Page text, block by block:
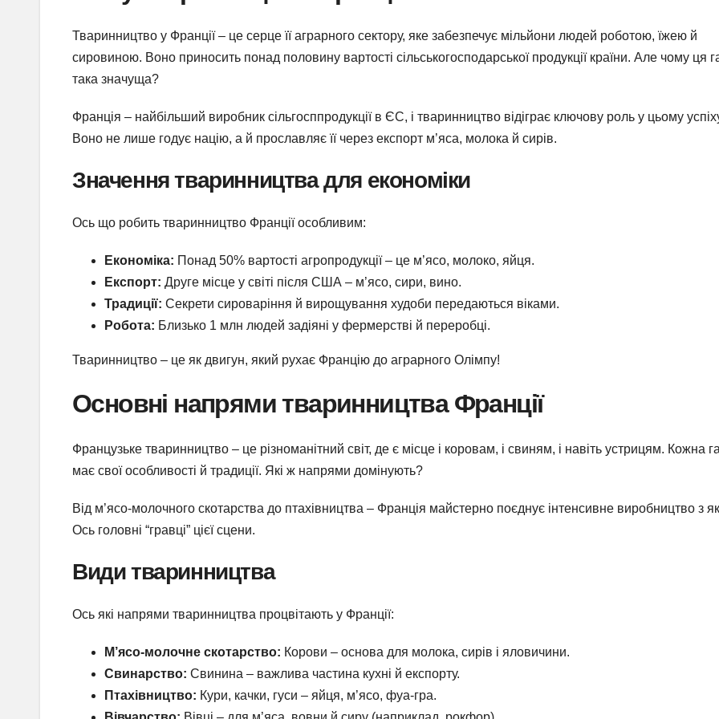
Тваринництво у Франції – це серце її аграрного сектору, яке забезпечує мільйони людей роботою, їжею й
сировиною. Воно приносить понад половину вартості сільськогосподарської продукції країни. Але чому ця
така значуща?
Франція – найбільший виробник сільгосппродукції в ЄС, і тваринництво відіграє ключову роль у цьому
Воно не лише годує націю, а й прославляє її через експорт м’яса, молока й сирів.
Значення тваринництва для економіки
Ось що робить тваринництво Франції особливим:
Економіка: Понад 50% вартості агропродукції – це м’ясо, молоко, яйця.
Експорт: Друге місце у світі після США – м’ясо, сири, вино.
Традиції: Секрети сироваріння й вирощування худоби передаються віками.
Робота: Близько 1 млн людей задіяні у фермерстві й переробці.
Тваринництво – це як двигун, який рухає Францію до аграрного Олімпу!
Основні напрями тваринництва Франції
Французьке тваринництво – це різноманітний світ, де є місце і коровам, і свиням, і навіть устрицям. Кожна
має свої особливості й традиції. Які ж напрями домінують?
Від м’ясо-молочного скотарства до птахівництва – Франція майстерно поєднує інтенсивне виробництво з
Ось головні “гравці” цієї сцени.
Види тваринництва
Ось які напрями тваринництва процвітають у Франції:
М’ясо-молочне скотарство: Корови – основа для молока, сирів і яловичини.
Свинарство: Свинина – важлива частина кухні й експорту.
Птахівництво: Кури, качки, гуси – яйця, м’ясо, фуа-гра.